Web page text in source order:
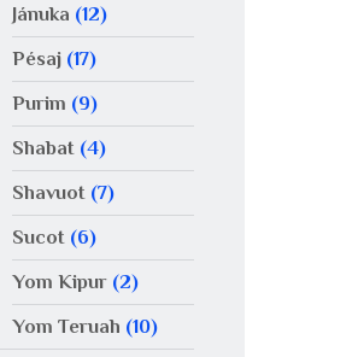
Jánuka (12)
Pésaj(17)
Purim (9)
Shabat(4)
Shavuot(7)
Sucot(6)
Yom Kipur(2)
Yom Teruah (10)